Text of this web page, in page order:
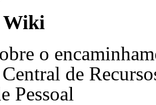
Wiki
o
de
Pessoal